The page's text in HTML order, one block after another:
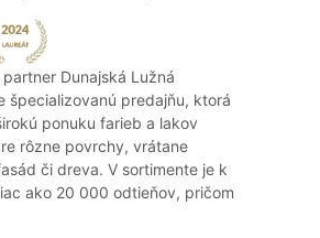
Dunajská Lužná
špecializovanú predajňu, ktorá
ponuku farieb a lakov
rôzne povrchy, vrátane
či dreva. V sortimente je k
ako 20 000 odtieňov, pričom